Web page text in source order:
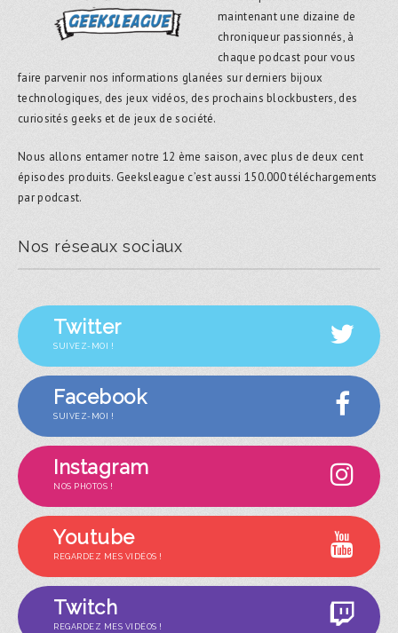
maintenant une dizaine de
chroniqueur passionnés, à
chaque podcast pour vous
faire parvenir nos informations glanées sur derniers bijoux
technologiques, des jeux vidéos, des prochains blockbusters, des
curiosités geeks et de jeux de société.
Nous allons entamer notre 12 ème saison, avec plus de deux cent
épisodes produits. Geeksleague c’est aussi 150.000 téléchargements
par podcast.
Nos réseaux sociaux
Twitter
SUIVEZ-MOI !
Facebook
SUIVEZ-MOI !
Instagram
NOS PHOTOS !
Youtube
REGARDEZ MES VIDÉOS !
Twitch
REGARDEZ MES VIDÉOS !